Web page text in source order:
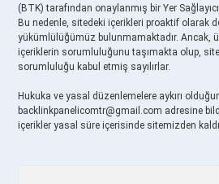
(BTK) tarafından onaylanmış bir Yer
Bu nedenle, sitedeki içerikleri proaktif olarak
yükümlülüğümüz bulunmamaktadır. Ancak,
içeriklerin sorumluluğunu taşımakta olup,
sorumluluğu kabul etmiş sayılırlar.
Hukuka ve yasal düzenlemelere aykırı
backlinkpanelicomtr@gmail.com adresine
içerikler yasal süre içerisinde sitemizden